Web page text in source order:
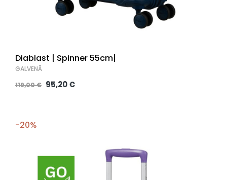
Diablast | Spinner 55cm|
GALVENĀ
119,00 € 95,20 €
-20%